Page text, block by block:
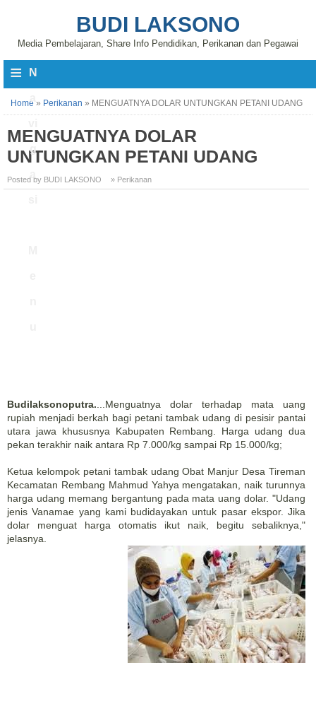
BUDI LAKSONO
Media Pembelajaran, Share Info Pendidikan, Perikanan dan Pegawai
≡ N
g
a
Home » Perikanan » MENGUATNYA DOLAR UNTUNGKAN PETANI UDANG
MENGUATNYA DOLAR
UNTUNGKAN PETANI UDANG
Posted by BUDI LAKSONO » Perikanan
Budilaksonoputra. ...Menguatnya dolar terhadap mata uang
rupiah menjadi berkah bagi petani tambak udang di pesisir pantai
utara jawa khususnya Kabupaten Rembang. Harga udang dua
pekan terakhir naik antara Rp 7.000/kg sampai Rp 15.000/kg;
Ketua kelompok petani tambak udang Obat Manjur Desa Tireman
Kecamatan Rembang Mahmud Yahya mengatakan, naik turunnya
harga udang memang bergantung pada mata uang dolar. "Udang
jenis Vanamae yang kami budidayakan untuk pasar ekspor. Jika
dolar menguat harga otomatis ikut naik, begitu sebaliknya,"
jelasnya.